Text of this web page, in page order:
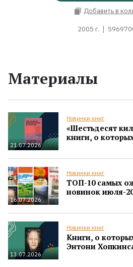
Добавить в
2005 г.
Материалы
21.07.2026
Новинки книг
«Шестьдесят
книги, о
16.07.2026
Новинки книг
ТОП-10 самых
новинок июля-
13.07.2026
Новинки книг
Книги, о
Энтони